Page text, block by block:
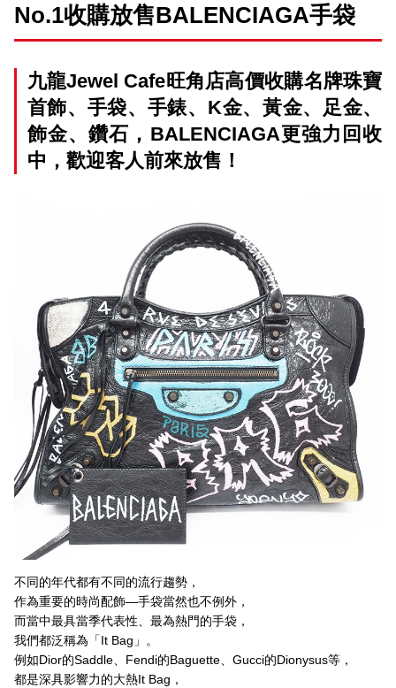
No.1收購放售BALENCIAGA手袋
九龍Jewel Cafe旺角店高價收購名牌珠寶
首飾、手袋、手錶、K金、黃金、足金、
飾金、鑽石，BALENCIAGA更強力回收
中，歡迎客人前來放售！
不同的年代都有不同的流行趨勢，
作為重要的時尚配飾—手袋當然也不例外，
而當中最具當季代表性、最為熱門的手袋，
我們都泛稱為「It Bag」。
例如Dior的Saddle、Fendi的Baguette、Gucci的Dionysus等，
都是深具影響力的大熱It Bag，